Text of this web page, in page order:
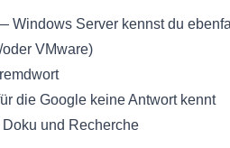
Windows Server kennst du
VMware)
die Google keine Antwort kennt
und Recherche